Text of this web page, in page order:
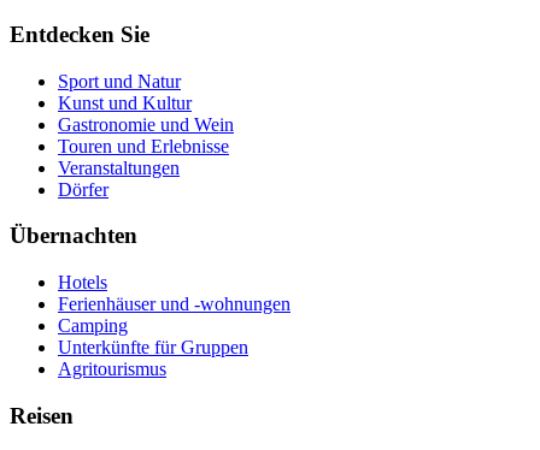
Entdecken Sie
Sport und Natur
Kunst und Kultur
Gastronomie und Wein
Touren und Erlebnisse
Veranstaltungen
Dörfer
Übernachten
Hotels
Ferienhäuser und -wohnungen
Camping
Unterkünfte für Gruppen
Agritourismus
Reisen